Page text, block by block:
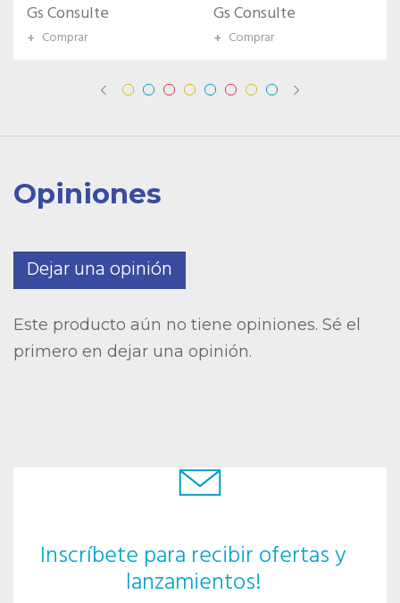
Gs Consulte
+ Comprar
Gs Consulte
+ Comprar
Opiniones
Dejar una opinión
Este producto aún no tiene opiniones. Sé el
primero en dejar una opinión.
Inscríbete para recibir ofertas y
lanzamientos!